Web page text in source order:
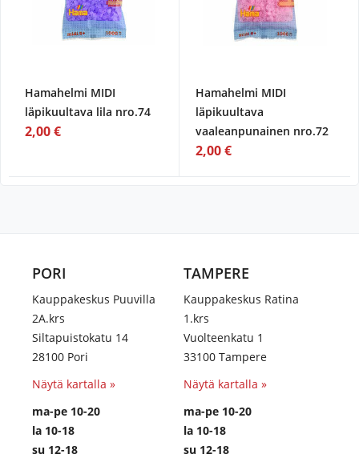
Hamahelmi MIDI
läpikuultava lila nro.74
2,00 €
Hamahelmi MIDI
läpikuultava
vaaleanpunainen nro.72
2,00 €
PORI
Kauppakeskus Puuvilla
2A.krs
Siltapuistokatu 14
28100 Pori
Näytä kartalla »
ma-pe 10-20
la 10-18
su 12-18
TAMPERE
Kauppakeskus Ratina
1.krs
Vuolteenkatu 1
33100 Tampere
Näytä kartalla »
ma-pe 10-20
la 10-18
su 12-18